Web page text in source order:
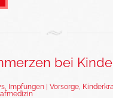
bei
, Impfungen | Vorsorge,